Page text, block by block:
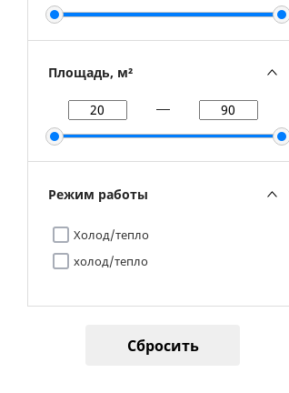
Площадь, м²
Режим работы
Холод/тепло
холод/тепло
Сбросить